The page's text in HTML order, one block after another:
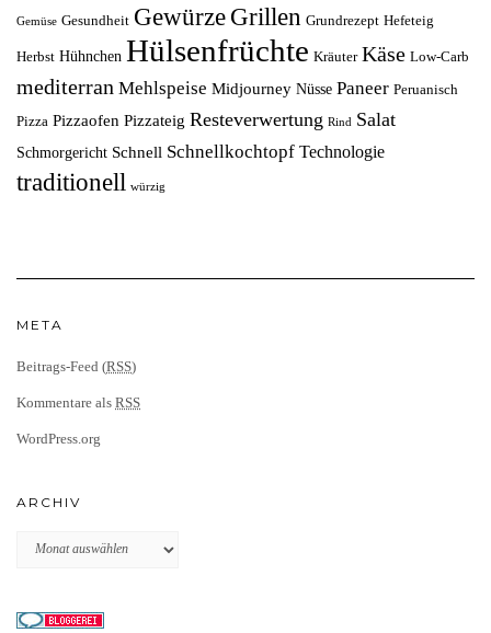
Gemüse Gesundheit Gewürze Grillen Grundrezept Hefeteig
Herbst Hühnchen Hülsenfrüchte Kräuter Käse Low-Carb
mediterran Mehlspeise Midjourney Nüsse Paneer Peruanisch
Pizza Pizzaofen Pizzateig Resteverwertung Rind Salat
Schmorgericht Schnell Schnellkochtopf Technologie
traditionell würzig
META
Beitrags-Feed (RSS)
Kommentare als RSS
WordPress.org
ARCHIV
Archiv